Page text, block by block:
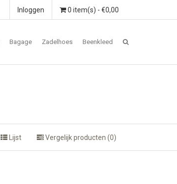
0 item(s) - €0,00
Inloggen
Bagage Zadelhoes Beenkleed
Lijst Vergelijk producten (0)